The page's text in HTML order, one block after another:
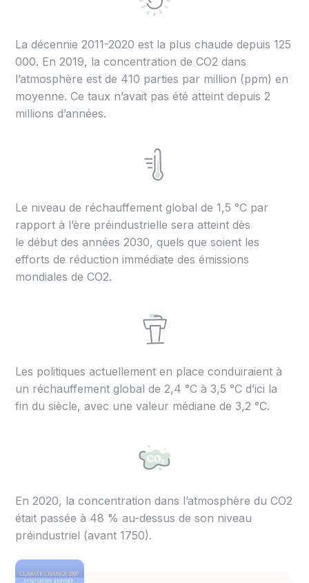
La décennie 2011-2020 est la plus chaude depuis 125
000. En 2019, la concentration de CO2 dans
l’atmosphère est de 410 parties par million (ppm) en
moyenne. Ce taux n’avait pas été atteint depuis 2
millions d’années.
Le niveau de réchauffement global de 1,5 °C par
rapport à l’ère préindustrielle sera atteint dès
le début des années 2030, quels que soient les
efforts de réduction immédiate des émissions
mondiales de CO2.
Les politiques actuellement en place conduiraient à
un réchauffement global de 2,4 °C à 3,5 °C d’ici la
fin du siècle, avec une valeur médiane de 3,2 °C.
En 2020, la concentration dans l’atmosphère du CO2
était passée à 48 % au-dessus de son niveau
préindustriel (avant 1750).